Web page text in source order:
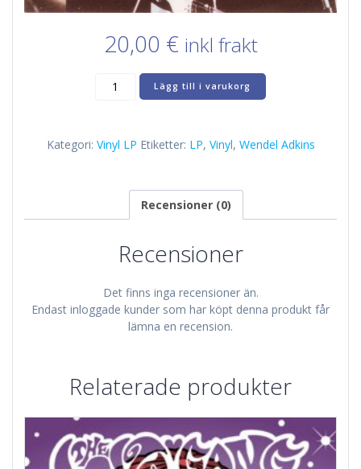
20,00 € inkl frakt
Wendel
Adkins
Lägg till i varukorg
Kategori: Vinyl LP Etiketter: LP, Vinyl, Wendel Adkins
Recensioner (0)
Recensioner
Det finns inga recensioner än.
Endast inloggade kunder som har köpt denna produkt får
lämna en recension.
Relaterade produkter